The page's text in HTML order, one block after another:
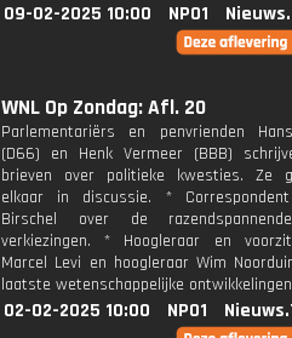
09-02-2025 10:00 NPO1
WNL Op Zondag: Afl. 20
Parlementariërs en penvrienden
(D66) en Henk Vermeer (BBB)
brieven over politieke kwesties. Ze
elkaar in discussie. *
Birschel over de
verkiezingen. * Hoogleraar en
Marcel Levi en hoogleraar Wim
laatste wetenschappelijke
02-02-2025 10:00 NPO1